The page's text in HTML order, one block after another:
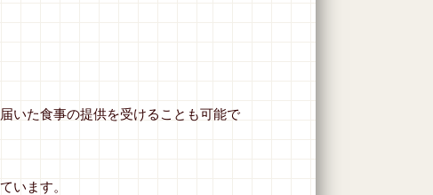
いた食事の提供を受けることも可能で
います。